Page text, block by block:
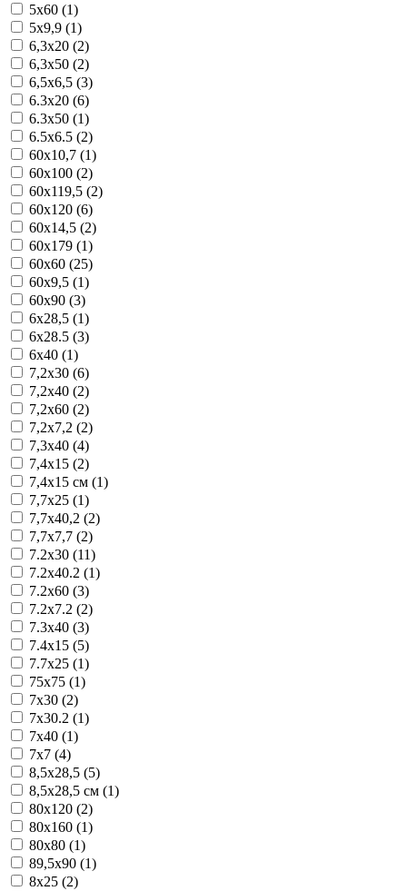
5x60 (1)
5x9,9 (1)
6,3x20 (2)
6,3x50 (2)
6,5x6,5 (3)
6.3x20 (6)
6.3x50 (1)
6.5x6.5 (2)
60x10,7 (1)
60x100 (2)
60x119,5 (2)
60x120 (6)
60x14,5 (2)
60x179 (1)
60x60 (25)
60x9,5 (1)
60x90 (3)
6x28,5 (1)
6x28.5 (3)
6x40 (1)
7,2x30 (6)
7,2x40 (2)
7,2x60 (2)
7,2x7,2 (2)
7,3x40 (4)
7,4x15 (2)
7,4x15 см (1)
7,7x25 (1)
7,7x40,2 (2)
7,7x7,7 (2)
7.2x30 (11)
7.2x40.2 (1)
7.2x60 (3)
7.2x7.2 (2)
7.3x40 (3)
7.4x15 (5)
7.7x25 (1)
75x75 (1)
7x30 (2)
7x30.2 (1)
7x40 (1)
7x7 (4)
8,5x28,5 (5)
8,5x28,5 см (1)
80x120 (2)
80x160 (1)
80x80 (1)
89,5x90 (1)
8x25 (2)